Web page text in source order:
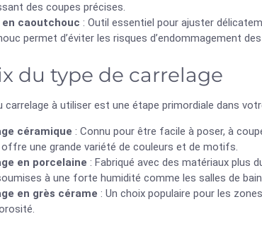
des coupes précises.
en caoutchouc : Outil essentiel pour ajuster
permet d’éviter les risques d’endommagement
du type de carrelage
carrelage à utiliser est une étape primordiale dans
céramique : Connu pour être facile à poser, à
une grande variété de couleurs et de motifs.
en porcelaine : Fabriqué avec des matériaux plus
à une forte humidité comme les salles de
en grès cérame : Un choix populaire pour les